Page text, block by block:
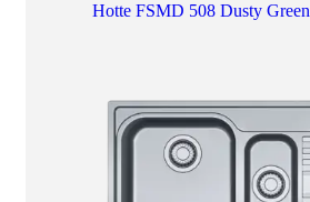
Hotte FSMD 508 Dusty Green